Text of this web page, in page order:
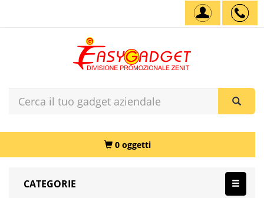
0 oggetti
CATEGORIE